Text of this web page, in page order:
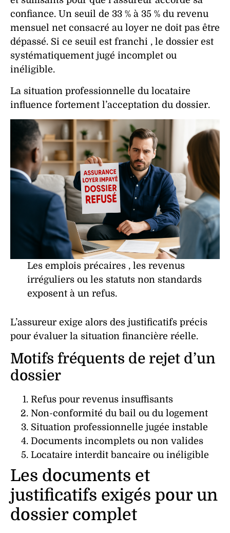
confiance. Un seuil de 33 % à 35 % du revenu
mensuel net consacré au loyer ne doit pas être
dépassé. Si ce seuil est franchi , le dossier est
systématiquement jugé incomplet ou
inéligible.
La situation professionnelle du locataire
influence fortement l’acceptation du dossier.
Les emplois précaires , les revenus
irréguliers ou les statuts non standards
exposent à un refus.
L’assureur exige alors des justificatifs précis
pour évaluer la situation financière réelle.
Motifs fréquents de rejet d’un
dossier
Refus pour revenus insuffisants
Non-conformité du bail ou du logement
Situation professionnelle jugée instable
Documents incomplets ou non valides
Locataire interdit bancaire ou inéligible
Les documents et
justificatifs exigés pour un
dossier complet